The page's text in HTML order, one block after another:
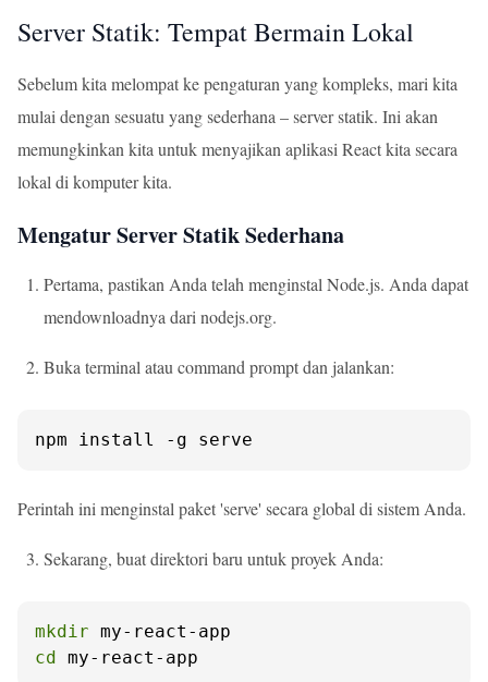
Server Statik: Tempat Bermain Lokal
Sebelum kita melompat ke pengaturan yang kompleks, mari kita
mulai dengan sesuatu yang sederhana – server statik. Ini akan
memungkinkan kita untuk menyajikan aplikasi React kita secara
lokal di komputer kita.
Mengatur Server Statik Sederhana
Pertama, pastikan Anda telah menginstal Node.js. Anda dapat
mendownloadnya dari nodejs.org.
Buka terminal atau command prompt dan jalankan:
npm install -g serve
Perintah ini menginstal paket 'serve' secara global di sistem Anda.
Sekarang, buat direktori baru untuk proyek Anda:
mkdir
cd my-react-app